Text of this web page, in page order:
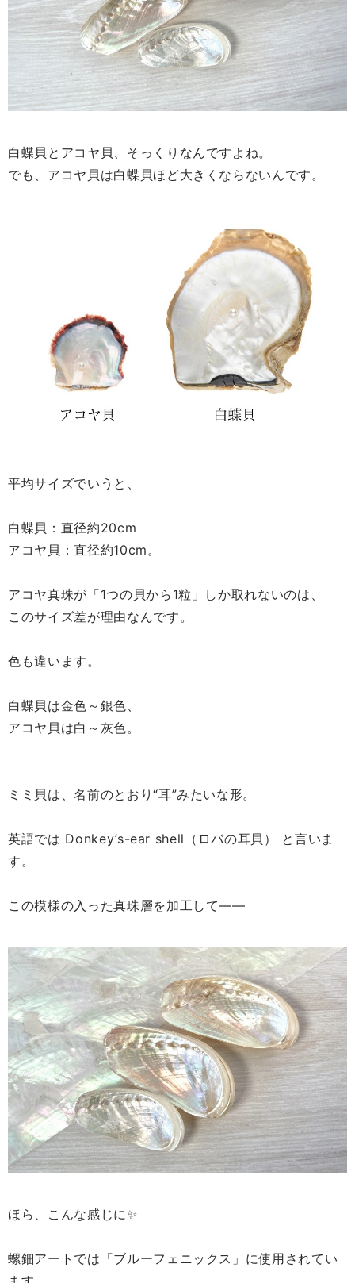
白蝶貝とアコヤ貝、そっくりなんですよね。
でも、アコヤ貝は白蝶貝ほど大きくならないんです。
平均サイズでいうと、
白蝶貝：直径約20cm
アコヤ貝：直径約10cm。
アコヤ真珠が「1つの貝から1粒」しか取れないのは、
このサイズ差が理由なんです。
色も違います。
白蝶貝は金色～銀色、
アコヤ貝は白～灰色。
ミミ貝は、名前のとおり“耳”みたいな形。
英語では Donkey’s-ear shell（ロバの耳貝） と言いま
す。
この模様の入った真珠層を加工して――
ほら、こんな感じに✨
螺鈿アートでは「ブルーフェニックス」に使用されてい